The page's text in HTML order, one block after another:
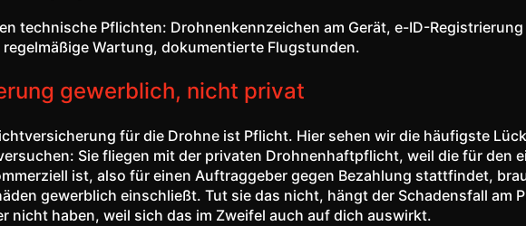
technische Pflichten: Drohnenkennzeichen am Gerät, e-ID-
regelmäßige Wartung, dokumentierte Flugstunden.
gewerblich, nicht privat
für die Drohne ist Pflicht. Hier sehen wir die häufigste
Sie fliegen mit der privaten Drohnenhaftpflicht, weil die für den
ist, also für einen Auftraggeber gegen Bezahlung stattfindet,
gewerblich einschließt. Tut sie das nicht, hängt der Schadensfall am
nicht haben, weil sich das im Zweifel auch auf dich auswirkt.